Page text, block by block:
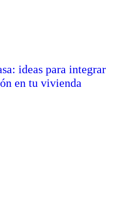
ideas para integrar
en tu vivienda